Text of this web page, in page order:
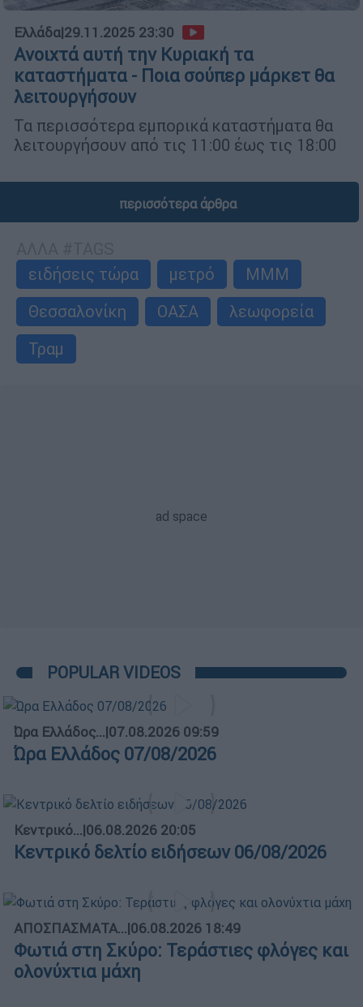
Ελλάδα|29.11.2025 23:30
Ανοιχτά αυτή την Κυριακή τα
καταστήματα - Ποια σούπερ μάρκετ θα
λειτουργήσουν
Τα περισσότερα εμπορικά καταστήματα θα
λειτουργήσουν από τις 11:00 έως τις 18:00
περισσότερα άρθρα
ειδήσεις τώρα
μετρό
ΜΜΜ
Θεσσαλονίκη
ΟΑΣΑ
λεωφορεία
Τραμ
POPULAR VIDEOS
Ώρα Ελλάδος...|07.08.2026 09:59
Ώρα Ελλάδος 07/08/2026
Κεντρικό...|06.08.2026 20:05
Κεντρικό δελτίο ειδήσεων 06/08/2026
ΑΠΟΣΠΑΣΜΑΤΑ...|06.08.2026 18:49
Φωτιά στη Σκύρο: Τεράστιες φλόγες και
ολονύχτια μάχη